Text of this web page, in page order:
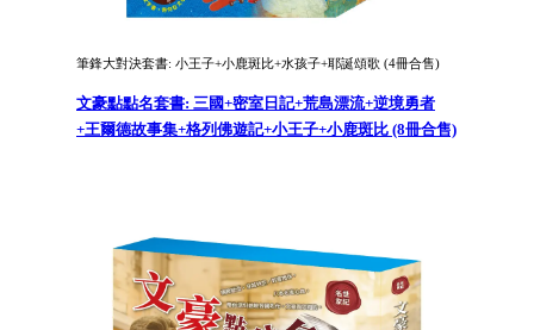
筆鋒大對決套書: 小王子+小鹿斑比+水孩子+耶誕頌歌 (4冊合售)
文豪點點名套書: 三國+密室日記+荒島漂流+逆境勇者
+王爾德故事集+格列佛遊記+小王子+小鹿斑比 (8冊合售)